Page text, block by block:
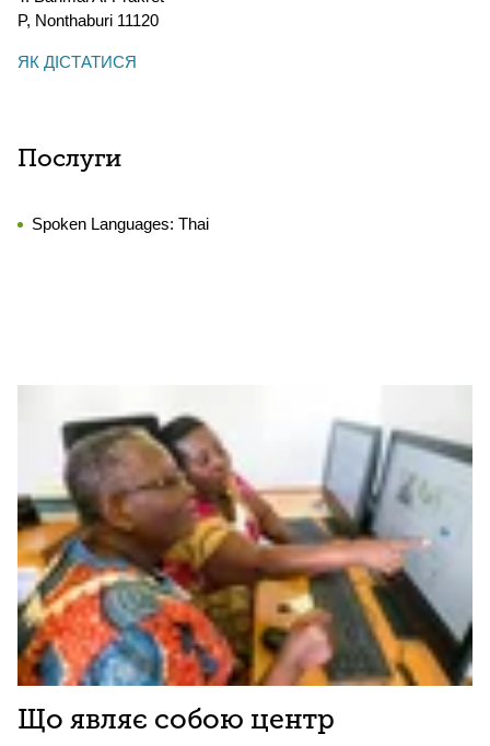
P, Nonthaburi 11120
ЯК ДІСТАТИСЯ
Послуги
Spoken Languages: Thai
Що являє собою центр